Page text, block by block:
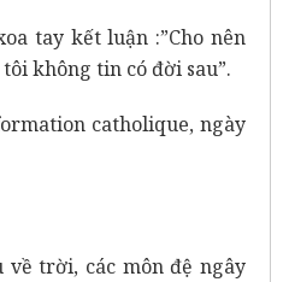
kết luận :”Cho nên
không tin có đời sau”.
ngày
trời, các môn đệ ngây